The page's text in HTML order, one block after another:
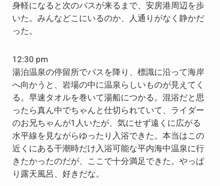
身軽になると次のバスが来るまで、安房港周辺を歩
いた。みんなどこにいるのか、人通りがなく静かだ
った。
12:30 pm
湯泊温泉の停留所でバスを降り、標識に沿って海岸
へ向かうと、岩場の中に温泉らしいものが見えてく
る。早速タオルを巻いて湯船につかる。混浴だと思
ったら真ん中でちゃんと仕切られていて、ライダー
のお兄ちゃんが1人いたが、気にせず遠くに広がる
水平線を見ながらゆったり入浴できた。本当はこの
近くにある干潮時だけ入浴可能な平内海中温泉に行
きたかったのだが、ここで十分満足できた。やっぱ
り露天風呂、好きだな。